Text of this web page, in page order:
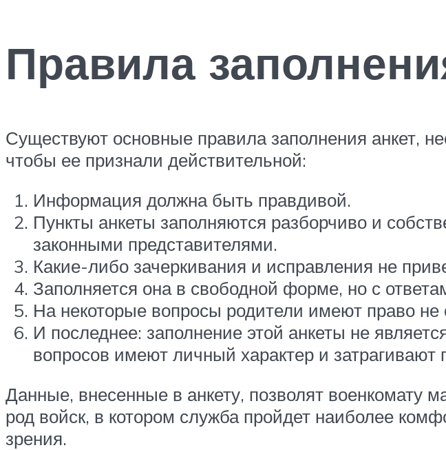
Правила
Существуют основные правила заполнения анкет,
чтобы ее признали действительной:
Информация должна быть правдивой.
Пункты анкеты заполняются разборчиво и
законными представителями.
Какие-либо зачеркивания и исправления не
Заполняется она в свободной форме, но с
На некоторые вопросы родители имеют право
И последнее: заполнение этой анкеты не
вопросов имеют личный характер и затрагивают
Данные, внесенные в анкету, позволят военкомату
род войск, в котором служба пройдет наиболее
зрения.